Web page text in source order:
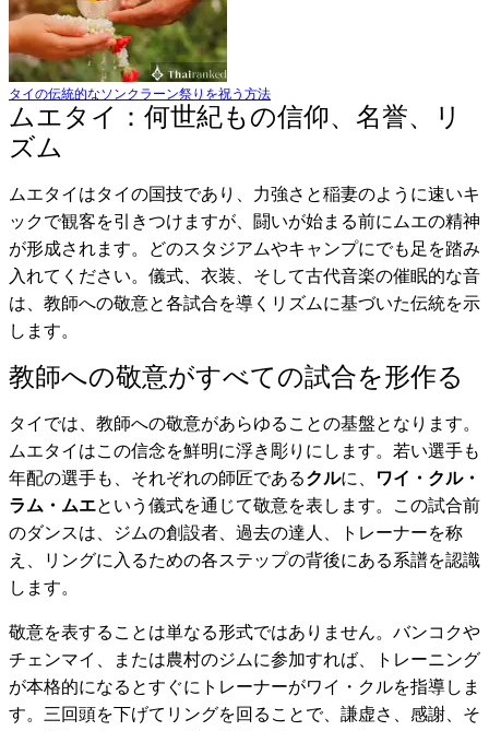
タイの伝統的なソンクラーン祭りを祝う方法
ムエタイ：何世紀もの信仰、名誉、リ
ズム
ムエタイはタイの国技であり、力強さと稲妻のように速いキ
ックで観客を引きつけますが、闘いが始まる前にムエの精神
が形成されます。どのスタジアムやキャンプにでも足を踏み
入れてください。儀式、衣装、そして古代音楽の催眠的な音
は、教師への敬意と各試合を導くリズムに基づいた伝統を示
します。
教師への敬意がすべての試合を形作る
タイでは、教師への敬意があらゆることの基盤となります。
ムエタイはこの信念を鮮明に浮き彫りにします。若い選手も
年配の選手も、それぞれの師匠であるクルに、
ワイ・クル・
ラム・ムエという儀式を通じて敬意を表します。この試合前
のダンスは、ジムの創設者、過去の達人、トレーナーを称
え、リングに入るための各ステップの背後にある系譜を認識
します。
敬意を表することは単なる形式ではありません。バンコクや
チェンマイ、または農村のジムに参加すれば、トレーニング
が本格的になるとすぐにトレーナーがワイ・クルを指導しま
す。三回頭を下げてリングを回ることで、謙虚さ、感謝、そ